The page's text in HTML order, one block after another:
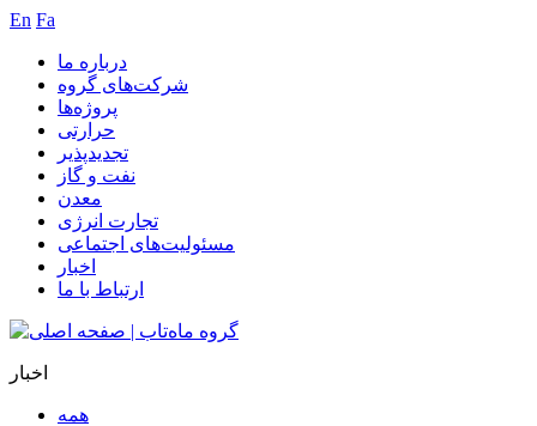
En Fa
درباره ما
شرکت‌های گروه
پروژه‌ها
حرارتی
تجدیدپذیر
نفت و گاز
معدن
تجارت انرژی
مسئولیت‌های اجتماعی
اخبار
ارتباط با ما
اخبار
همه